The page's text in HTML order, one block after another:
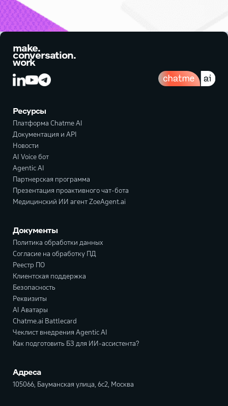
make.
conversation.
work
Ресурсы
Платформа Chatme AI
Документация и API
Новости
AI Voice бот
Agentic AI
Партнерская программа
Презентация проактивного чат-бота
Медицинский ИИ агент ZoeAgent.ai
Документы
Политика обработки данных
Согласие на обработку ПД
Реестр ПО
Клиентская поддержка
Безопасность
Реквизиты
AI Аватары
Chatme.ai Battlecard
Чеклист внедрения Agentic AI
Как подготовить БЗ для ИИ-ассистента?
Адреса
105066, Бауманская улица, 6с2, Москва